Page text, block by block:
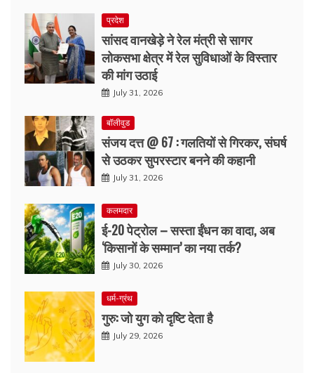
प्रदेश
सांसद वानखेड़े ने रेल मंत्री से सागर
लोकसभा क्षेत्र में रेल सुविधाओं के विस्तार
की मांग उठाई
July 31, 2026
बॉलीवुड
संजय दत्त @ 67 : गलतियों से गिरकर, संघर्ष
से उठकर सुपरस्टार बनने की कहानी
July 31, 2026
कलमदार
ई-20 पेट्रोल – सस्ता ईंधन का वादा, अब
‘किसानों के सम्मान’ का नया तर्क?
July 30, 2026
धर्म-ग्रंथ
गुरु: जो युग को दृष्टि देता है
July 29, 2026